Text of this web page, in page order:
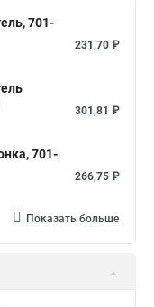
701-
231,70 ₽
301,81 ₽
701-
266,75 ₽
Показать больше